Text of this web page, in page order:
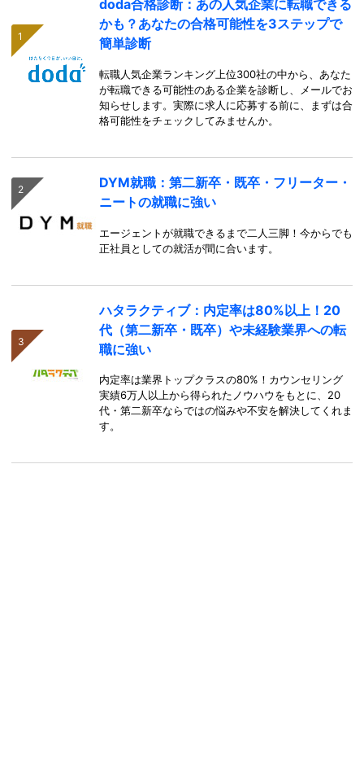
doda合格診断：あの人気企業に転職できる
かも？あなたの合格可能性を3ステップで
簡単診断
転職人気企業ランキング上位300社の中から、あなた
が転職できる可能性のある企業を診断し、メールでお
知らせします。実際に求人に応募する前に、まずは合
格可能性をチェックしてみませんか。
DYM就職：第二新卒・既卒・フリーター・
ニートの就職に強い
エージェントが就職できるまで二人三脚！今からでも
正社員としての就活が間に合います。
ハタラクティブ：内定率は80%以上！20
代（第二新卒・既卒）や未経験業界への転
職に強い
内定率は業界トップクラスの80%！カウンセリング
実績6万人以上から得られたノウハウをもとに、20
代・第二新卒ならではの悩みや不安を解決してくれま
す。